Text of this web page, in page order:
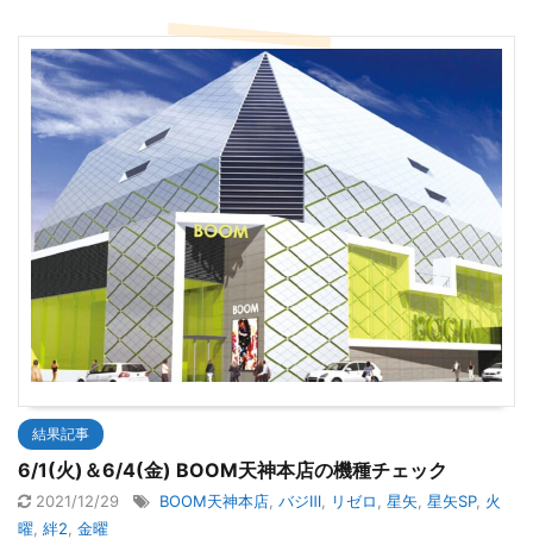
結果記事
6/1(火)＆6/4(金) BOOM天神本店の機種チェック
2021/12/29 BOOM天神本店 バジⅢ リゼロ 星矢 星矢SP, 火
曜 絆2 金曜